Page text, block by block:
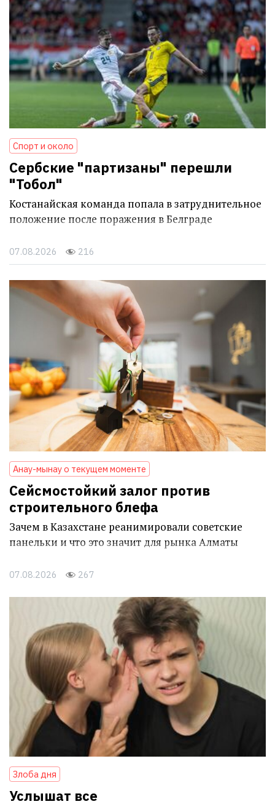
Спорт и около
Сербские "партизаны" перешли
"Тобол"
Костанайская команда попала в затруднительное
положение после поражения в Белграде
07.08.2026 216
Анау-мынау о текущем моменте
Сейсмостойкий залог против
строительного блефа
Зачем в Казахстане реанимировали советские
панельки и что это значит для рынка Алматы
07.08.2026 267
Злоба дня
Услышат все